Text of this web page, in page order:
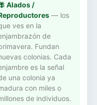
Alados /
— los
ves en la
de
Fundan
colonias. Cada
es la señal
una colonia ya
con miles o
de individuos.